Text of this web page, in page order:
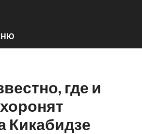
где и
Кикабидзе